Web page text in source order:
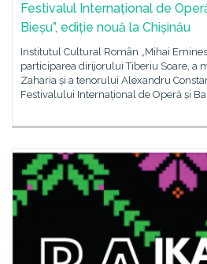
Festivalul Internațional de
Bieșu”, ediție nouă la Chișinău
Institutul Cultural Român „Mihai
participarea dirijorului Tiberiu Soare, a
Zaharia și a tenorului Alexandru
Festivalului Internațional de Operă și